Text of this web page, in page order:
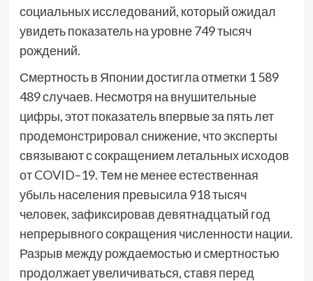
социальных исследований, который ожидал
увидеть показатель на уровне 749 тысяч
рождений.
Смертность в Японии достигла отметки 1 589
489 случаев. Несмотря на внушительные
цифры, этот показатель впервые за пять лет
продемонстрировал снижение, что эксперты
связывают с сокращением летальных исходов
от COVID–19. Тем не менее естественная
убыль населения превысила 918 тысяч
человек, зафиксировав девятнадцатый год
непрерывного сокращения численности нации.
Разрыв между рождаемостью и смертностью
продолжает увеличиваться, ставя перед